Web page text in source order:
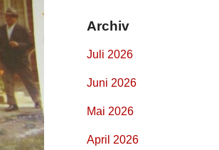
Archiv
Juli 2026
Juni 2026
Mai 2026
April 2026